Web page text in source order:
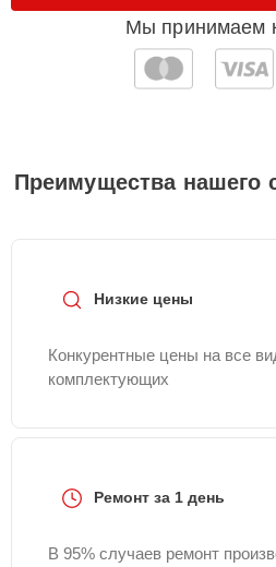
Мы принимаем
Преимущества нашего
Низкие цены
Конкурентные цены на все
комплектующих
Ремонт за 1 день
В 95% случаев ремонт